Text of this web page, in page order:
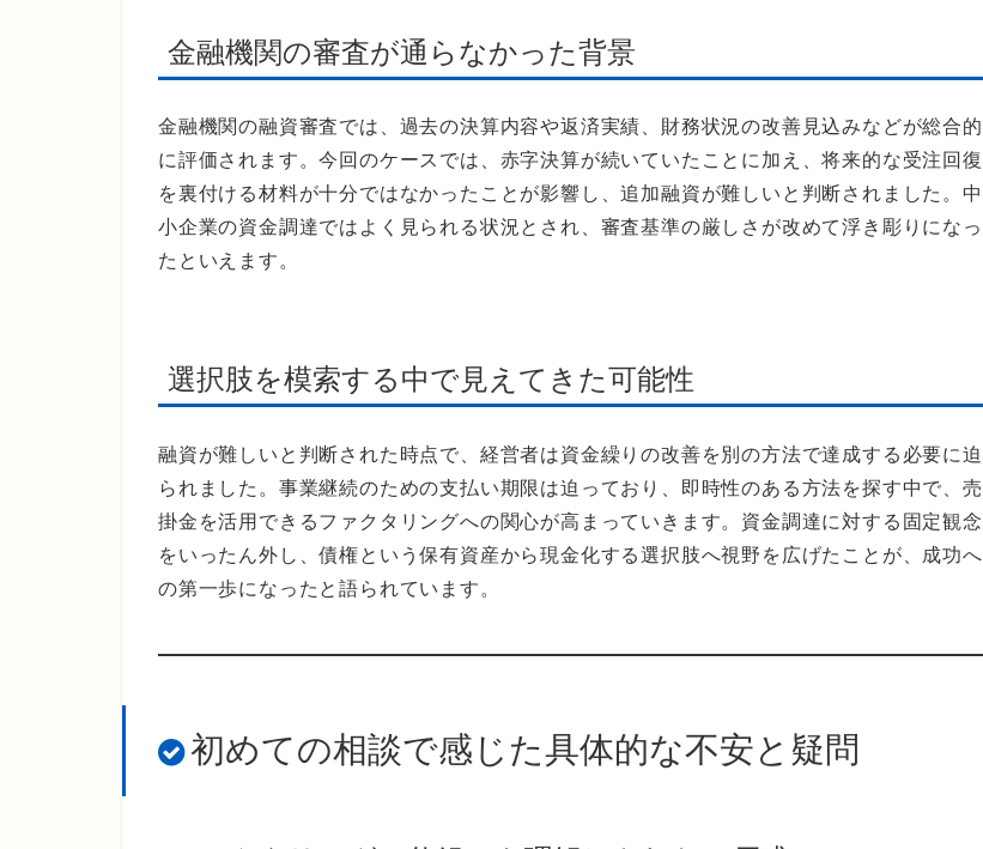
金融機関の審査が通らなかった背景
金融機関の融資審査では、過去の決算内容や返済実績、財務状況の改善見込みなどが総合的
に評価されます。今回のケースでは、赤字決算が続いていたことに加え、将来的な受注回復
を裏付ける材料が十分ではなかったことが影響し、追加融資が難しいと判断されました。中
小企業の資金調達ではよく見られる状況とされ、審査基準の厳しさが改めて浮き彫りになっ
たといえます。
選択肢を模索する中で見えてきた可能性
融資が難しいと判断された時点で、経営者は資金繰りの改善を別の方法で達成する必要に迫
られました。事業継続のための支払い期限は迫っており、即時性のある方法を探す中で、売
掛金を活用できるファクタリングへの関心が高まっていきます。資金調達に対する固定観念
をいったん外し、債権という保有資産から現金化する選択肢へ視野を広げたことが、成功へ
の第一歩になったと語られています。
初めての相談で感じた具体的な不安と疑問